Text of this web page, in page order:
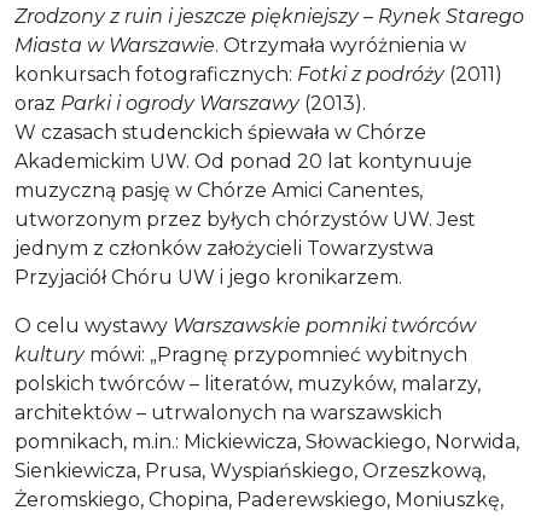
Zrodzony z ruin i jeszcze piękniejszy – Rynek Starego
Miasta w Warszawie. Otrzymała wyróżnienia w
konkursach fotograficznych: Fotki z podróży(2011)
oraz Parki i ogrody Warszawy(2013).
W czasach studenckich śpiewała w Chórze
Akademickim UW. Od ponad 20 lat kontynuuje
muzyczną pasję w Chórze Amici Canentes,
utworzonym przez byłych chórzystów UW. Jest
jednym z członków założycieli Towarzystwa
Przyjaciół Chóru UW i jego kronikarzem.
O celu wystawy Warszawskie pomniki twórców
kulturymówi: „Pragnę przypomnieć wybitnych
polskich twórców – literatów, muzyków, malarzy,
architektów – utrwalonych na warszawskich
pomnikach, m.in.: Mickiewicza, Słowackiego, Norwida,
Sienkiewicza, Prusa, Wyspiańskiego, Orzeszkową,
Żeromskiego, Chopina, Paderewskiego, Moniuszkę,